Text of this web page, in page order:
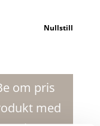
Nullstill
om pris
med